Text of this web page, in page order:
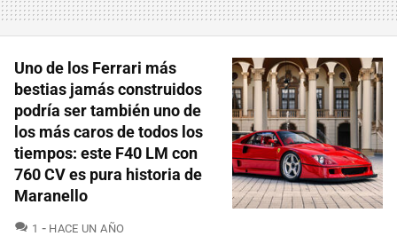
Uno de los Ferrari más
bestias jamás construidos
podría ser también uno de
los más caros de todos los
tiempos: este F40 LM con
760 CV es pura historia de
Maranello
1 COMENTARIOS
HACE UN AÑO